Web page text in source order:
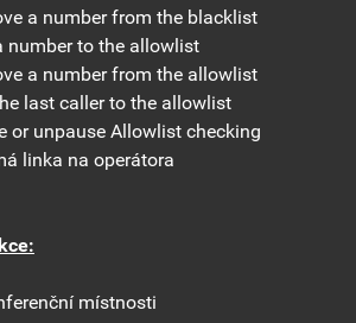
a number from the blacklist
number to the allowlist
a number from the allowlist
last caller to the allowlist
or unpause Allowlist checking
linka na operátora
místnosti